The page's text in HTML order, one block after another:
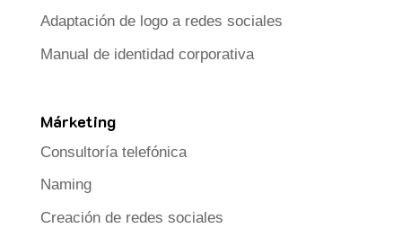
Adaptación de logo a redes sociales
Manual de identidad corporativa
Márketing
Consultoría telefónica
Naming
Creación de redes sociales